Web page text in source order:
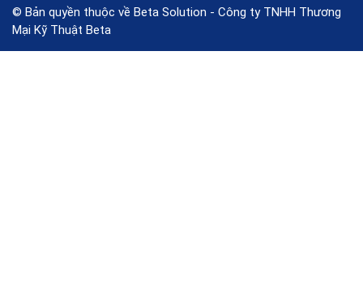
© Bản quyền thuộc về Beta Solution - Công ty TNHH Thương
Mại Kỹ Thuật Beta